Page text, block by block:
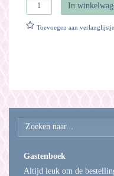
In
Toevoegen aan verlanglijstje
Gastenboek
Altijd leuk om de